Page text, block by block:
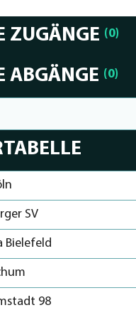
ZUGÄNGE (0)
ABGÄNGE (0)
SV
Bielefeld
98